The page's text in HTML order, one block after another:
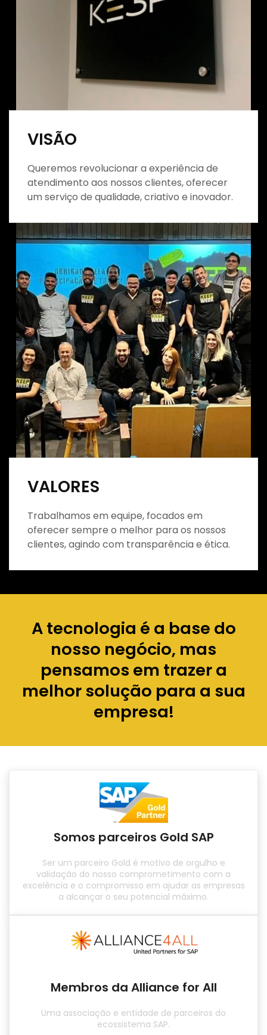
VISÃO
Queremos revolucionar a experiência de
atendimento aos nossos clientes, oferecer
um serviço de qualidade, criativo e inovador.
VALORES
Trabalhamos em equipe, focados em
oferecer sempre o melhor para os nossos
clientes, agindo com transparência e ética.
A tecnologia é a base do
nosso negócio, mas
pensamos em trazer a
melhor solução para a sua
empresa!
Somos parceiros Gold SAP
Ser um parceiro Gold é motivo de orgulho e
validação do nosso comprometimento com a
excelência e o compromisso em ajudar as empresas
a alcançar o seu potencial máximo.
Membros da Alliance for All
Uma associação e entidade de parceiros do
ecossistema SAP.